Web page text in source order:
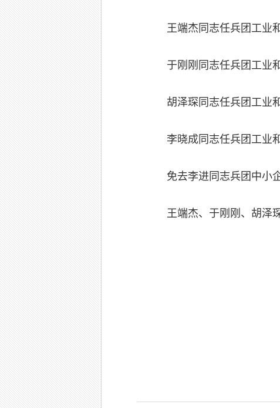
王端杰同志任兵团工业
于刚刚同志任兵团工业
胡泽琛同志任兵团工业
李晓成同志任兵团工业
免去李进同志兵团中小
王端杰、于刚刚、胡泽